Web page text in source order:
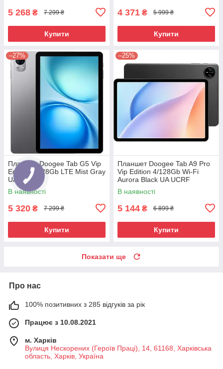
5 268 ₴ 7 299 ₴
Купити
4 371 ₴ 5 999 ₴
Купити
–27%
Планшет Doogee Tab G5 Vip
Edition 3/128Gb LTE Mist Gray
UA UCRF
В наявності
5 320 ₴ 7 299 ₴
Купити
–25%
Планшет Doogee Tab A9 Pro
Vip Edition 4/128Gb Wi-Fi
Aurora Black UA UCRF
В наявності
5 144 ₴ 6 899 ₴
Купити
Показати ще
Про нас
100% позитивних з 285 відгуків за рік
Працює з 10.08.2021
м. Харків
Вулиця Нескорених (Героїв Праці), 14, 61168, Харківська
область, Харків, Україна